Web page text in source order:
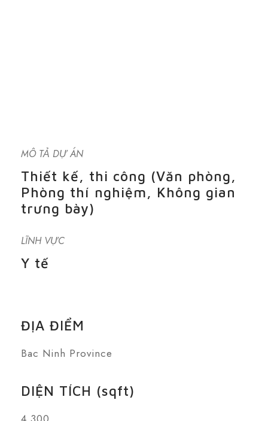
MÔ TẢ DỰ ÁN
Thiết kế, thi công (Văn phòng,
Phòng thí nghiệm, Không gian
trưng bày)
LĨNH VỰC
Y tế
ĐỊA ĐIỂM
Bac Ninh Province
DIỆN TÍCH (sqft)